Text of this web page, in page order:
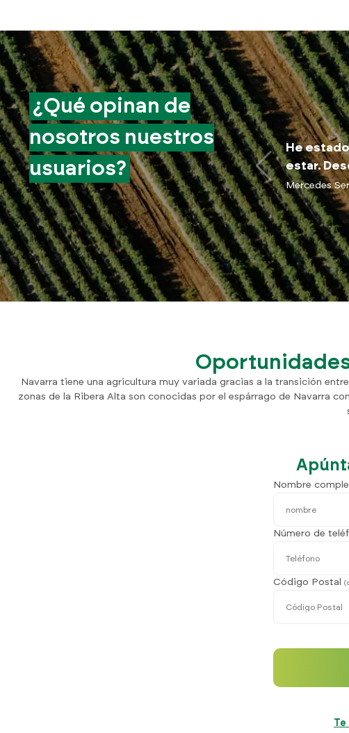
¿Qué opinan de
nosotros nuestros
usuarios?
He
estar.
Mercedes
Navarra tiene una agricultura muy variada gracias a la transición
zonas de la Ribera Alta son conocidas por el espárrago de Navarra
Nombre
Número de
Código Postal